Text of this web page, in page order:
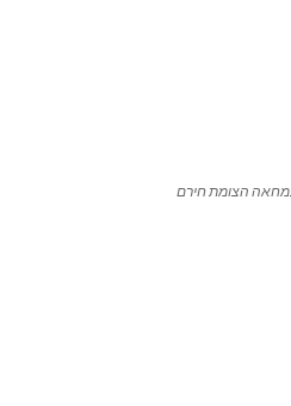
הצומת חירם